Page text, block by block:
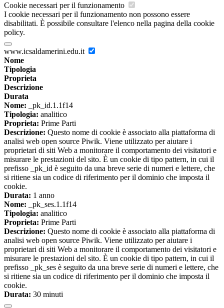
Cookie necessari per il funzionamento
I cookie necessari per il funzionamento non possono essere
disabilitati. È possibile consultare l'elenco nella pagina della cookie
policy.
www.icsaldamerini.edu.it
Nome
Tipologia
Proprieta
Descrizione
Durata
Nome: _pk_id.1.1f14
Tipologia: analitico
Proprieta: Prime Parti
Descrizione: Questo nome di cookie è associato alla piattaforma di
analisi web open source Piwik. Viene utilizzato per aiutare i
proprietari di siti Web a monitorare il comportamento dei visitatori e
misurare le prestazioni del sito. È un cookie di tipo pattern, in cui il
prefisso _pk_id è seguito da una breve serie di numeri e lettere, che
si ritiene sia un codice di riferimento per il dominio che imposta il
cookie.
Durata: 1 anno
Nome: _pk_ses.1.1f14
Tipologia: analitico
Proprieta: Prime Parti
Descrizione: Questo nome di cookie è associato alla piattaforma di
analisi web open source Piwik. Viene utilizzato per aiutare i
proprietari di siti Web a monitorare il comportamento dei visitatori e
misurare le prestazioni del sito. È un cookie di tipo pattern, in cui il
prefisso _pk_ses è seguito da una breve serie di numeri e lettere, che
si ritiene sia un codice di riferimento per il dominio che imposta il
cookie.
Durata: 30 minuti